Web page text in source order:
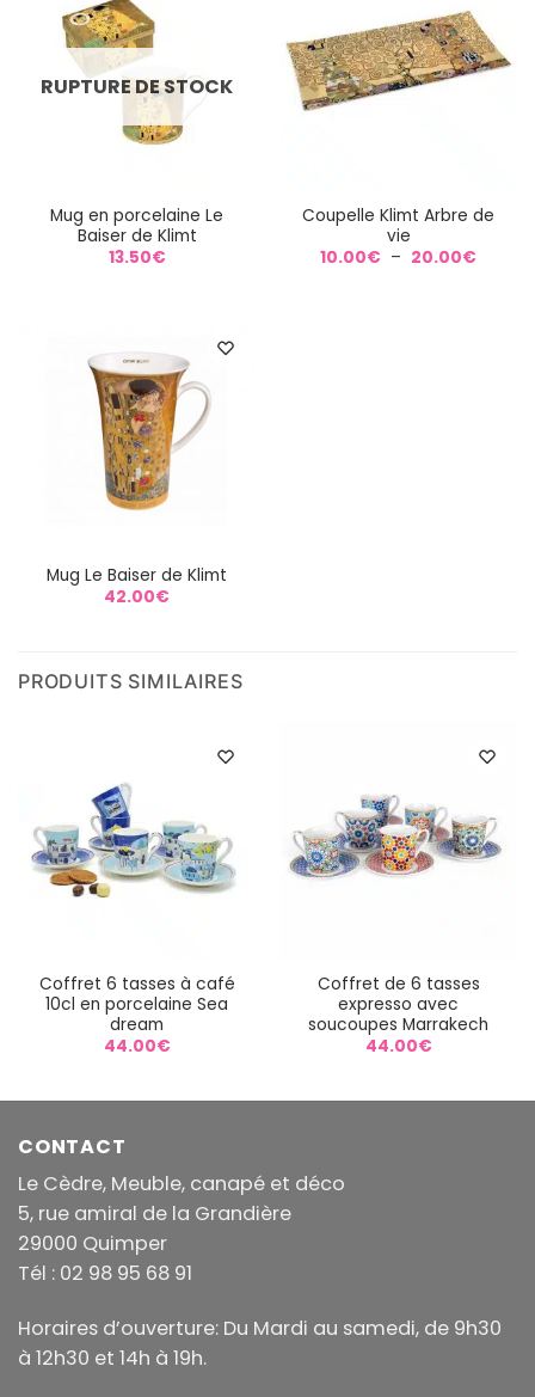
RUPTURE DE STOCK
Mug en porcelaine Le
Baiser de Klimt
13.50€
Coupelle Klimt Arbre de
vie
10.00€ – 20.00€
Mug Le Baiser de Klimt
42.00€
PRODUITS SIMILAIRES
Coffret 6 tasses à café
10cl en porcelaine Sea
dream
44.00€
Coffret de 6 tasses
expresso avec
soucoupes Marrakech
44.00€
CONTACT
Le Cèdre, Meuble, canapé et déco
5, rue amiral de la Grandière
29000 Quimper
Tél : 02 98 95 68 91
Horaires d’ouverture: Du Mardi au samedi, de 9h30
à 12h30 et 14h à 19h.